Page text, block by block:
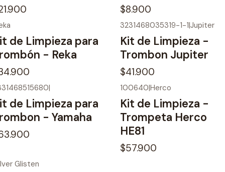
$8.900
de Limpieza para
- Reka
3231468035319-1-1|Jupiter
Kit de Limpieza -
Trombon Jupiter
$41.900
|
de Limpieza para
- Yamaha
No disponible
100640|Herco
Kit de Limpieza -
Trompeta Herco
HE81
$57.900
Glisten